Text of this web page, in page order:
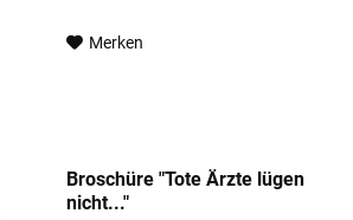
Merken
Broschüre "Tote Ärzte lügen
nicht..."